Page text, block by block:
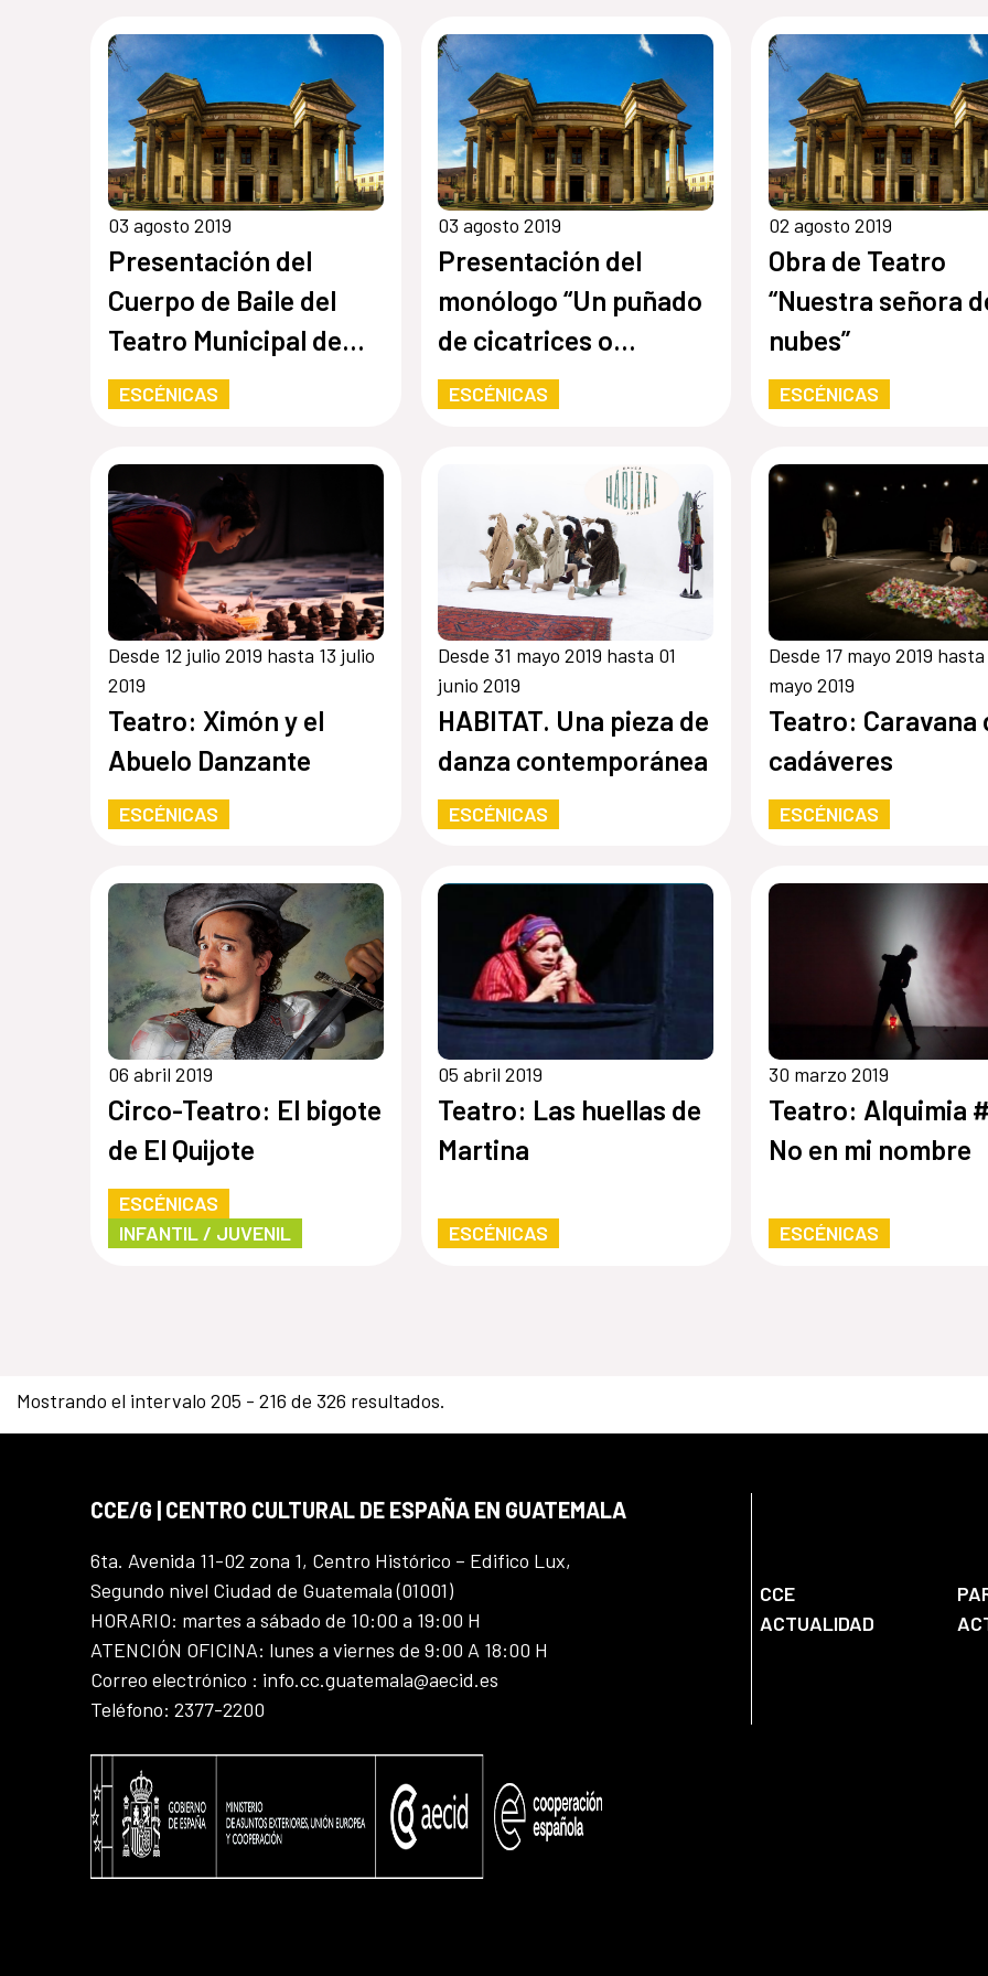
03 agosto 2019
Presentación del
Cuerpo de Baile del
Teatro Municipal de
Quetzaltenango
ESCÉNICAS
03 agosto 2019
Presentación del
monólogo “Un puñado
de cicatrices o
máquina para
condensar la acción”
ESCÉNICAS
02 agosto 2019
Obra de Teatro
“Nuestra señora
nubes”
ESCÉNICAS
Desde 12 julio 2019 hasta 13 julio
2019
Teatro: Ximón y el
Abuelo Danzante
ESCÉNICAS
Desde 31 mayo 2019 hasta 01
junio 2019
HABITAT. Una pieza de
danza contemporánea
ESCÉNICAS
Desde 17 mayo 2019 hasta
mayo 2019
Teatro: Caravana
cadáveres
ESCÉNICAS
06 abril 2019
Circo-Teatro: El bigote
de El Quijote
ESCÉNICAS
INFANTIL / JUVENIL
05 abril 2019
Teatro: Las huellas de
Martina
ESCÉNICAS
30 marzo 2019
Teatro: Alquimia
No en mi nombre
ESCÉNICAS
Mostrando el intervalo 205 - 216 de 326 resultados.
CCE/G | CENTRO CULTURAL DE ESPAÑA EN GUATEMALA
6ta. Avenida 11-02 zona 1, Centro Histórico – Edifico Lux,
Segundo nivel Ciudad de Guatemala (01001)
HORARIO: martes a sábado de 10:00 a 19:00 H
ATENCIÓN OFICINA: lunes a viernes de 9:00 A 18:00 H
Correo electrónico : info.cc.guatemala@aecid.es
Teléfono: 2377-2200
CCE
ACTUALIDAD